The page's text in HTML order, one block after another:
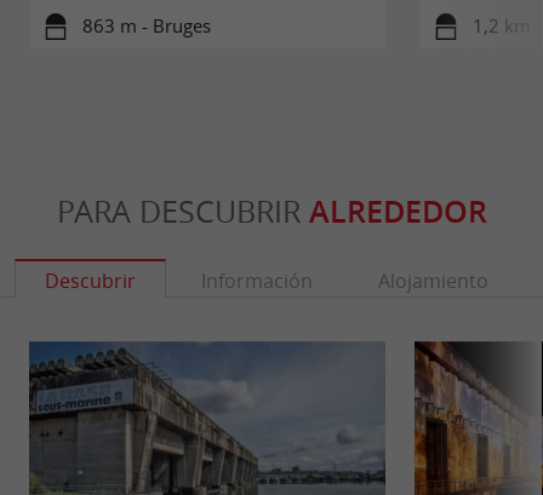
863 m - Bruges 1,2 km
PARA DESCUBRIR ALREDEDOR
Descubrir Información Alojamiento